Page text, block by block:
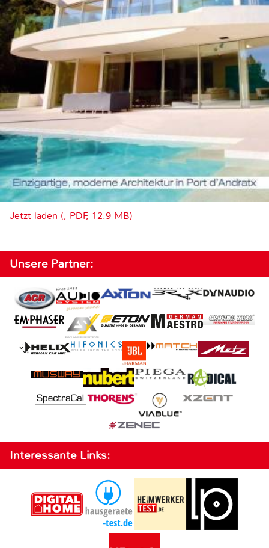
Jetzt laden (, PDF, 12.9 MB)
Unsere Partner:
Interessante Links: